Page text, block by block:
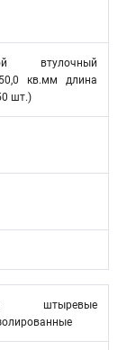
втулочный
кв.мм длина
шт.)
штыревые